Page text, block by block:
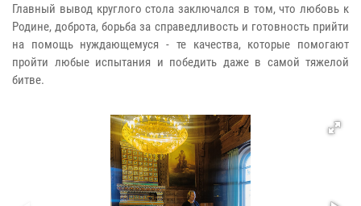
Главный вывод круглого стола заключался в том, что любовь к
Родине, доброта, борьба за справедливость и готовность прийти
на помощь нуждающемуся - те качества, которые помогают
пройти любые испытания и победить даже в самой тяжелой
битве.